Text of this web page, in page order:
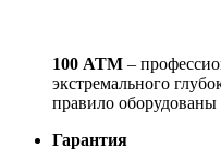
100 АТМ –
экстремального
правило
Гарантия